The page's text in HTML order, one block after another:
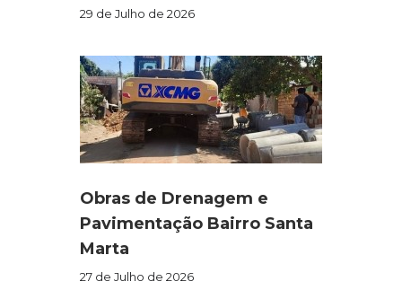
29 de Julho de 2026
Obras de Drenagem e
Pavimentação Bairro Santa
Marta
27 de Julho de 2026